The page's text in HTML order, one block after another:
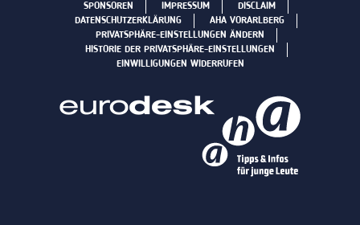
SPONSOREN
IMPRESSUM
DISCLAIM
DATENSCHUTZERKLÄRUNG
AHA VORARLBERG
PRIVATSPHÄRE-EINSTELLUNGEN ÄNDERN
HISTORIE DER PRIVATSPHÄRE-EINSTELLUNGEN
EINWILLIGUNGEN WIDERRUFEN